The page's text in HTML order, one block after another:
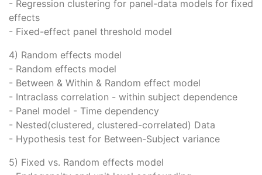
- Regression clustering for panel-data models for fixed
effects
- Fixed-effect panel threshold model
4) Random effects model
- Random effects model
- Between & Within & Random effect model
- Intraclass correlation - within subject dependence
- Panel model - Time dependency
- Nested(clustered, clustered-correlated) Data
- Hypothesis test for Between-Subject variance
5) Fixed vs. Random effects model